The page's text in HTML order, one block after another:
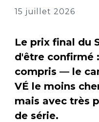
15 juillet 2026
Le prix final du
d'être confirmé
compris — le
VÉ le moins
mais avec très
de série.